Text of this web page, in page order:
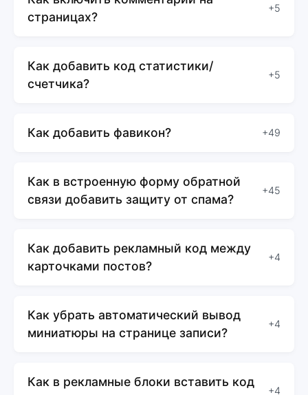
страницах?
+5
Как добавить код статистики/
счетчика?
+5
Как добавить фавикон? +49
Как в встроенную форму обратной
связи добавить защиту от спама?
+45
Как добавить рекламный код между
карточками постов?
+4
Как убрать автоматический вывод
миниатюры на странице записи?
+4
Как в рекламные блоки вставить код
+4